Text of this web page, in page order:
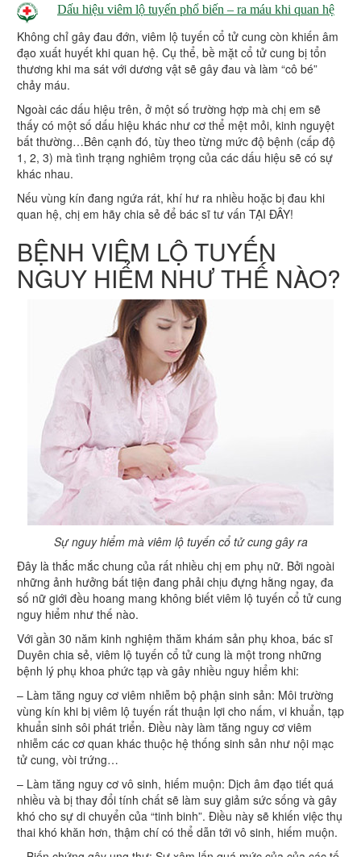
Dấu hiệu viêm lộ tuyến phổ biến – ra máu khi quan hệ
Không chỉ gây đau đớn, viêm lộ tuyến cổ tử cung còn khiến âm
đạo xuất huyết khi quan hệ. Cụ thể, bề mặt cổ tử cung bị tổn
thương khi ma sát với dương vật sẽ gây đau và làm “cô bé”
chảy máu.
Ngoài các dấu hiệu trên, ở một số trường hợp mà chị em sẽ
thấy có một số dấu hiệu khác như cơ thể mệt mỏi, kinh nguyệt
bất thường…Bên cạnh đó, tùy theo từng mức độ bệnh (cấp độ
1, 2, 3) mà tình trạng nghiêm trọng của các dấu hiệu sẽ có sự
khác nhau.
Nếu vùng kín đang ngứa rát, khí hư ra nhiều hoặc bị đau khi
quan hệ, chị em hãy chia sẻ để bác sĩ tư vấn TẠI ĐÂY!
BỆNH VIÊM LỘ TUYẾN
NGUY HIỂM NHƯ THẾ NÀO?
Sự nguy hiểm mà viêm lộ tuyến cổ tử cung gây ra
Đây là thắc mắc chung của rất nhiều chị em phụ nữ. Bởi ngoài
những ảnh hưởng bất tiện đang phải chịu đựng hằng ngay, đa
số nữ giới đều hoang mang không biết viêm lộ tuyến cổ tử cung
nguy hiểm như thế nào.
Với gần 30 năm kinh nghiệm thăm khám sản phụ khoa, bác sĩ
Duyên chia sẻ, viêm lộ tuyến cổ tử cung là một trong những
bệnh lý phụ khoa phức tạp và gây nhiều nguy hiểm khi:
– Làm tăng nguy cơ viêm nhiễm bộ phận sinh sản: Môi trường
vùng kín khi bị viêm lộ tuyến rất thuận lợi cho nấm, vi khuẩn, tạp
khuẩn sinh sôi phát triển. Điều này làm tăng nguy cơ viêm
nhiễm các cơ quan khác thuộc hệ thống sinh sản như nội mạc
tử cung, vòi trứng…
– Làm tăng nguy cơ vô sinh, hiếm muộn: Dịch âm đạo tiết quá
nhiều và bị thay đổi tính chất sẽ làm suy giảm sức sống và gây
khó cho sự di chuyển của “tinh binh”. Điều này sẽ khiến việc thụ
thai khó khăn hơn, thậm chí có thể dẫn tới vô sinh, hiếm muộn.